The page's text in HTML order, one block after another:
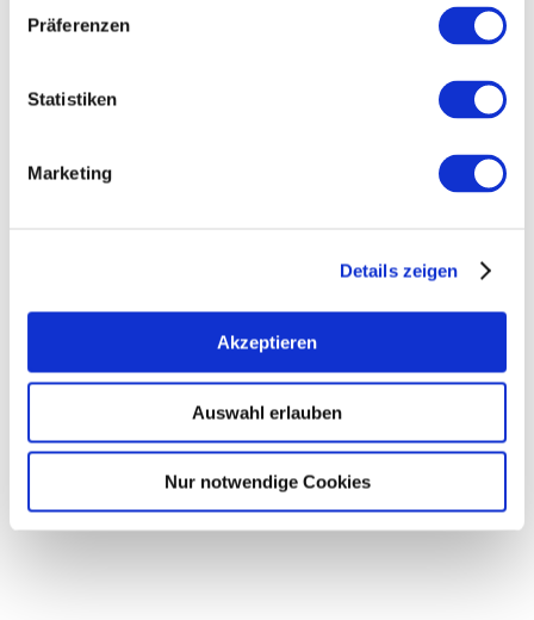
Präferenzen
Statistiken
Marketing
Details zeigen
Akzeptieren
Auswahl erlauben
Nur notwendige Cookies